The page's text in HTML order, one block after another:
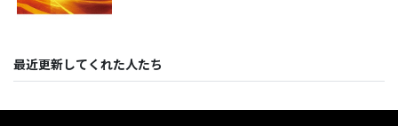
最近更新してくれた人たち